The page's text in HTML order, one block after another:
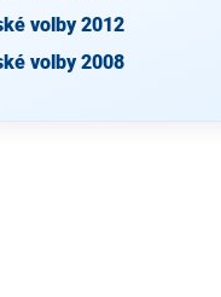
volby 2012
volby 2008